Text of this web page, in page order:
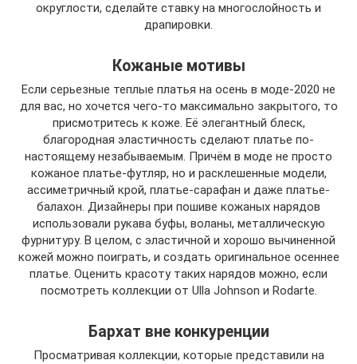
округлости, сделайте ставку на многослойность и
драпировки.
Кожаные мотивы
Если серьезные теплые платья на осень в моде-2020 не
для вас, но хочется чего-то максимально закрытого, то
присмотритесь к коже. Её элегантный блеск,
благородная эластичность сделают платье по-
настоящему незабываемым. Причём в моде не просто
кожаное платье-футляр, но и расклешенные модели,
ассиметричный крой, платье-сарафан и даже платье-
балахон. Дизайнеры при пошиве кожаных нарядов
использовали рукава буфы, воланы, металлическую
фурнитуру. В целом, с эластичной и хорошо вычиненной
кожей можно поиграть, и создать оригинальное осеннее
платье. Оценить красоту таких нарядов можно, если
посмотреть коллекции от Ulla Johnson и Rodarte.
Бархат вне конкуренции
Просматривая коллекции, которые представили на